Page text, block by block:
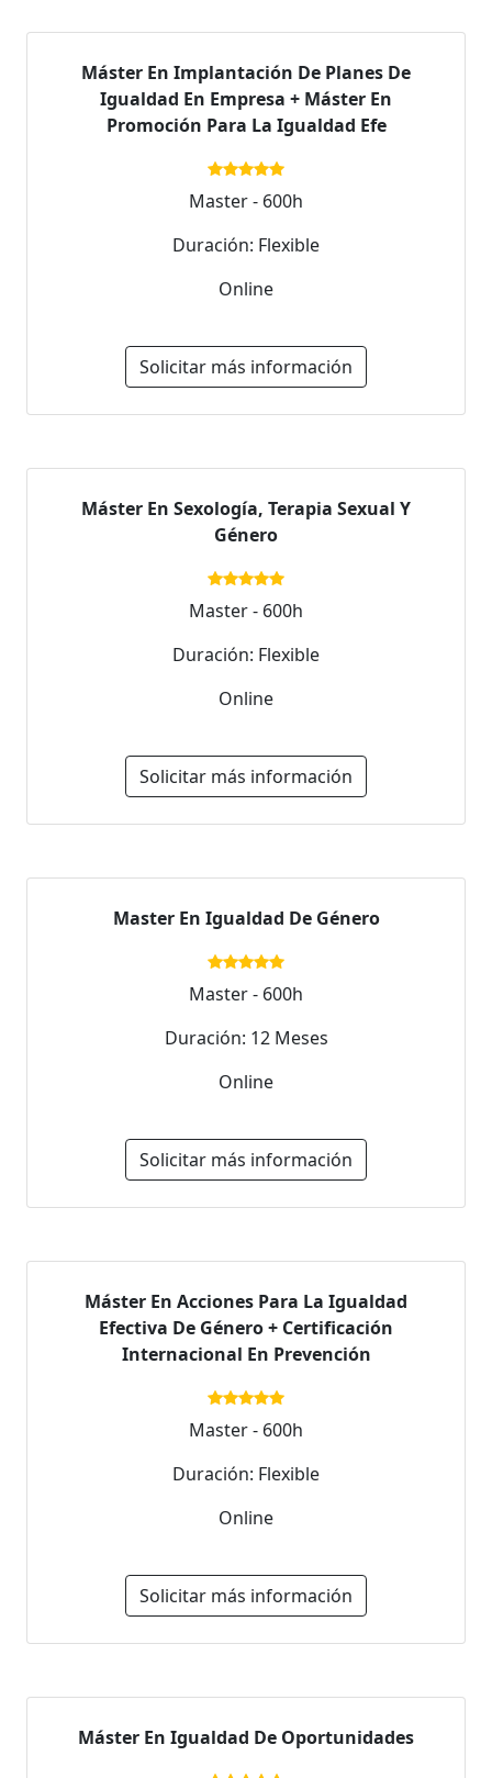
Máster En Implantación De Planes De
Igualdad En Empresa + Máster En
Promoción Para La Igualdad Efe
Master - 600h
Duración: Flexible
Online
Solicitar más información
Máster En Sexología, Terapia Sexual Y
Género
Master - 600h
Duración: Flexible
Online
Solicitar más información
Master En Igualdad De Género
Master - 600h
Duración: 12 Meses
Online
Solicitar más información
Máster En Acciones Para La Igualdad
Efectiva De Género + Certificación
Internacional En Prevención
Master - 600h
Duración: Flexible
Online
Solicitar más información
Máster En Igualdad De Oportunidades